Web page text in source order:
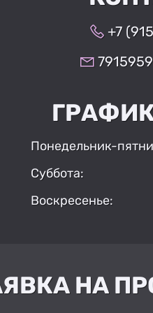
+7
Понедельник-
Суббота:
Воскресенье:
НА